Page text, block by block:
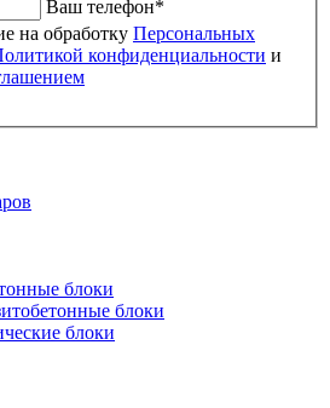
Ваш телефон*
на обработку Персональных
конфиденциальности и
блоки
блоки
блоки